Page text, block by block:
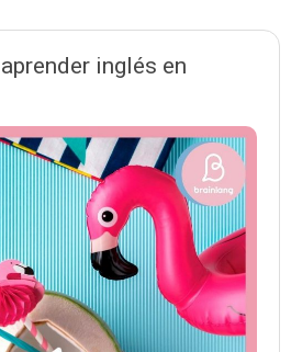
inglés en